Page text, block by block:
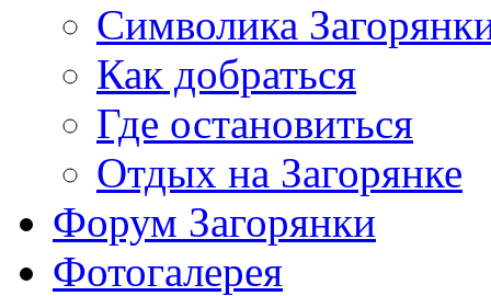
Символика
Как добраться
Где остановиться
Отдых на Загорянке
Форум Загорянки
Фотогалерея